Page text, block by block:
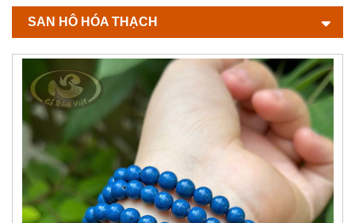
SAN HÔ HÓA THẠCH